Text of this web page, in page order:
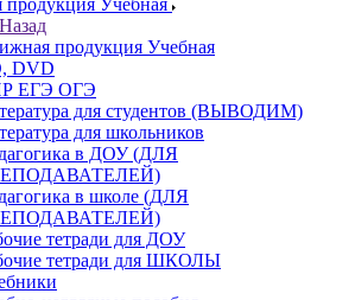
Учебная
Назад
продукция Учебная
DVD
ЕГЭ ОГЭ
для студентов (ВЫВОДИМ)
для школьников
в ДОУ (ДЛЯ
в школе (ДЛЯ
тетради для ДОУ
тетради для ШКОЛЫ